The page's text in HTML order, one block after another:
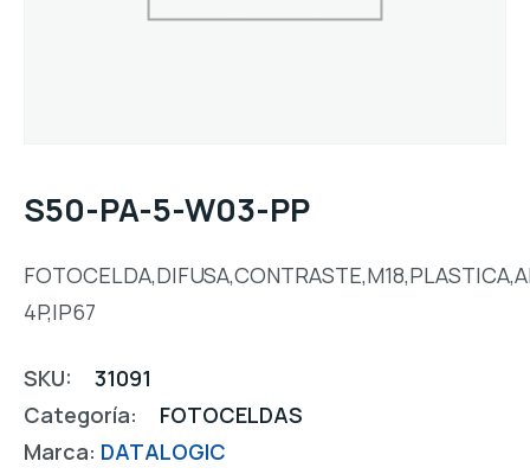
S50-PA-5-W03-PP
4P,IP67
SKU:
31091
Categoría:
FOTOCELDAS
Marca: DATALOGIC